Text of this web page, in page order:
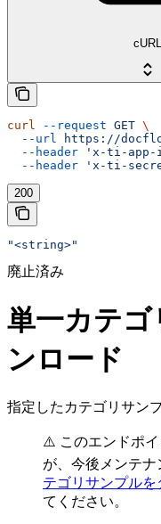
cURL
curl --request GET \
  --url
https://
  --header
'x-ti-app-
  --header
'x-ti-
200
"<string>"
廃止済み
単一カテゴ
ンロード
指定したカテゴリサン
⚠️ このエンドポ
が、今後メンテ
テゴリサンプルを
てください。